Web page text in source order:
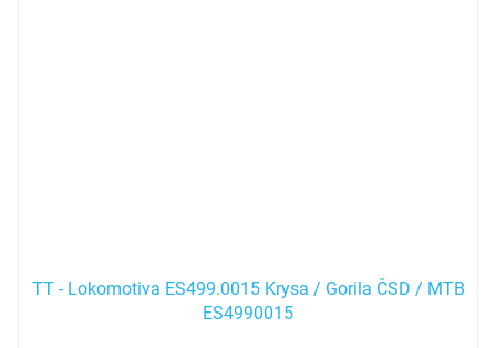
TT - Lokomotiva ES499.0015 Krysa / Gorila ČSD / MTB
ES4990015